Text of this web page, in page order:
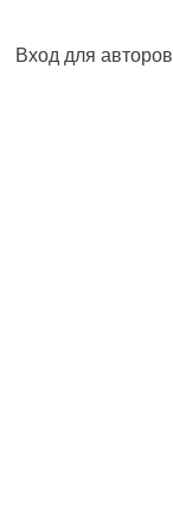
Вход для авторов